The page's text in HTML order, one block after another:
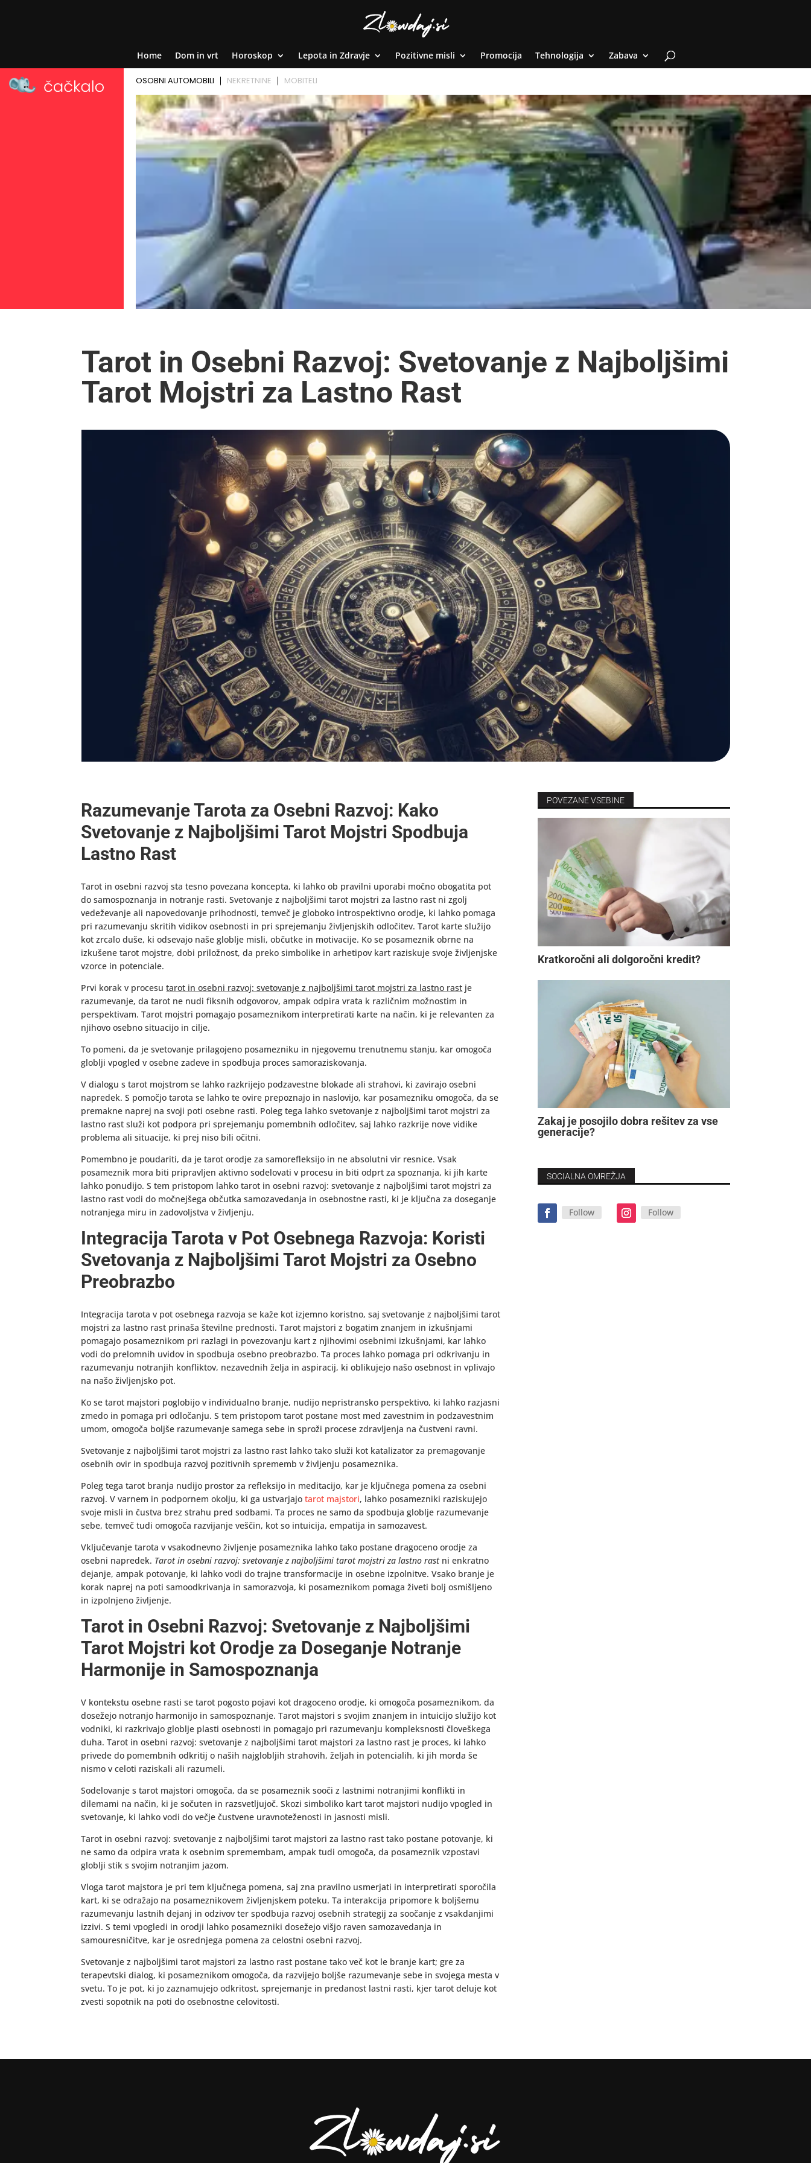
Home Dom in vrt Horoskop Lepota in Zdravje Pozitivne misli Promocija Tehnologija Zabava
Tarot in Osebni Razvoj: Svetovanje z Najboljšimi
Tarot Mojstri za Lastno Rast
Razumevanje Tarota za Osebni Razvoj: Kako
Svetovanje z Najboljšimi Tarot Mojstri Spodbuja
Lastno Rast
Tarot in osebni razvoj sta tesno povezana koncepta, ki lahko ob pravilni uporabi močno obogatita pot
do samospoznanja in notranje rasti. Svetovanje z najboljšimi tarot mojstri za lastno rast ni zgolj
vedeževanje ali napovedovanje prihodnosti, temveč je globoko introspektivno orodje, ki lahko pomaga
pri razumevanju skritih vidikov osebnosti in pri sprejemanju življenjskih odločitev. Tarot karte služijo
kot zrcalo duše, ki odsevajo naše globlje misli, občutke in motivacije. Ko se posameznik obrne na
izkušene tarot mojstre, dobi priložnost, da preko simbolike in arhetipov kart raziskuje svoje življenjske
vzorce in potenciale.
Prvi korak v procesutarot in osebni razvoj: svetovanje z najboljšimi tarot mojstri za lastno rast je
razumevanje, da tarot ne nudi fiksnih odgovorov, ampak odpira vrata k različnim možnostim in
perspektivam. Tarot mojstri pomagajo posameznikom interpretirati karte na način, ki je relevanten za
njihovo osebno situacijo in cilje.
To pomeni, da je svetovanje prilagojeno posamezniku in njegovemu trenutnemu stanju, kar omogoča
globlji vpogled v osebne zadeve in spodbuja proces samoraziskovanja.
V dialogu s tarot mojstrom se lahko razkrijejo podzavestne blokade ali strahovi, ki zavirajo osebni
napredek. S pomočjo tarota se lahko te ovire prepoznajo in naslovijo, kar posamezniku omogoča, da se
premakne naprej na svoji poti osebne rasti. Poleg tega lahko svetovanje z najboljšimi tarot mojstri za
lastno rast služi kot podpora pri sprejemanju pomembnih odločitev, saj lahko razkrije nove vidike
problema ali situacije, ki prej niso bili očitni.
Pomembno je poudariti, da je tarot orodje za samorefleksijo in ne absolutni vir resnice. Vsak
posameznik mora biti pripravljen aktivno sodelovati v procesu in biti odprt za spoznanja, ki jih karte
lahko ponudijo. S tem pristopom lahko tarot in osebni razvoj: svetovanje z najboljšimi tarot mojstri za
lastno rast vodi do močnejšega občutka samozavedanja in osebnostne rasti, ki je ključna za doseganje
notranjega miru in zadovoljstva v življenju.
Integracija Tarota v Pot Osebnega Razvoja: Koristi
Svetovanja z Najboljšimi Tarot Mojstri za Osebno
Preobrazbo
Integracija tarota v pot osebnega razvoja se kaže kot izjemno koristno, saj svetovanje z najboljšimi tarot
mojstri za lastno rast prinaša številne prednosti. Tarot majstori z bogatim znanjem in izkušnjami
pomagajo posameznikom pri razlagi in povezovanju kart z njihovimi osebnimi izkušnjami, kar lahko
vodi do prelomnih uvidov in spodbuja osebno preobrazbo. Ta proces lahko pomaga pri odkrivanju in
razumevanju notranjih konfliktov, nezavednih želja in aspiracij, ki oblikujejo našo osebnost in vplivajo
na našo življenjsko pot.
Ko se tarot majstori poglobijo v individualno branje, nudijo nepristransko perspektivo, ki lahko razjasni
zmedo in pomaga pri odločanju. S tem pristopom tarot postane most med zavestnim in podzavestnim
umom, omogoča boljše razumevanje samega sebe in sproži procese zdravljenja na čustveni ravni.
Svetovanje z najboljšimi tarot mojstri za lastno rast lahko tako služi kot katalizator za premagovanje
osebnih ovir in spodbuja razvoj pozitivnih sprememb v življenju posameznika.
Poleg tega tarot branja nudijo prostor za refleksijo in meditacijo, kar je ključnega pomena za osebni
razvoj. V varnem in podpornem okolju, ki ga ustvarjajotarot majstori, lahko posamezniki raziskujejo
svoje misli in čustva brez strahu pred sodbami. Ta proces ne samo da spodbuja globlje razumevanje
sebe, temveč tudi omogoča razvijanje veščin, kot so intuicija, empatija in samozavest.
Vključevanje tarota v vsakodnevno življenje posameznika lahko tako postane dragoceno orodje za
osebni napredek. Tarot in osebni razvoj: svetovanje z najboljšimi tarot mojstri za lastno rastni enkratno
dejanje, ampak potovanje, ki lahko vodi do trajne transformacije in osebne izpolnitve. Vsako branje je
korak naprej na poti samoodkrivanja in samorazvoja, ki posameznikom pomaga živeti bolj osmišljeno
in izpolnjeno življenje.
Tarot in Osebni Razvoj: Svetovanje z Najboljšimi
Tarot Mojstri kot Orodje za Doseganje Notranje
Harmonije in Samospoznanja
V kontekstu osebne rasti se tarot pogosto pojavi kot dragoceno orodje, ki omogoča posameznikom, da
dosežejo notranjo harmonijo in samospoznanje. Tarot majstori s svojim znanjem in intuicijo služijo kot
vodniki, ki razkrivajo globlje plasti osebnosti in pomagajo pri razumevanju kompleksnosti človeškega
duha. Tarot in osebni razvoj: svetovanje z najboljšimi tarot majstori za lastno rast je proces, ki lahko
privede do pomembnih odkritij o naših najglobljih strahovih, željah in potencialih, ki jih morda še
nismo v celoti raziskali ali razumeli.
Sodelovanje s tarot majstori omogoča, da se posameznik sooči z lastnimi notranjimi konflikti in
dilemami na način, ki je sočuten in razsvetljujoč. Skozi simboliko kart tarot majstori nudijo vpogled in
svetovanje, ki lahko vodi do večje čustvene uravnoteženosti in jasnosti misli.
Tarot in osebni razvoj: svetovanje z najboljšimi tarot majstori za lastno rast tako postane potovanje, ki
ne samo da odpira vrata k osebnim spremembam, ampak tudi omogoča, da posameznik vzpostavi
globlji stik s svojim notranjim jazom.
Vloga tarot majstora je pri tem ključnega pomena, saj zna pravilno usmerjati in interpretirati sporočila
kart, ki se odražajo na posameznikovem življenjskem poteku. Ta interakcija pripomore k boljšemu
razumevanju lastnih dejanj in odzivov ter spodbuja razvoj osebnih strategij za soočanje z vsakdanjimi
izzivi. S temi vpogledi in orodji lahko posamezniki dosežejo višjo raven samozavedanja in
samouresničitve, kar je osrednjega pomena za celostni osebni razvoj.
Svetovanje z najboljšimi tarot majstori za lastno rast postane tako več kot le branje kart; gre za
terapevtski dialog, ki posameznikom omogoča, da razvijejo boljše razumevanje sebe in svojega mesta v
svetu. To je pot, ki jo zaznamujejo odkritost, sprejemanje in predanost lastni rasti, kjer tarot deluje kot
zvesti sopotnik na poti do osebnostne celovitosti.
POVEZANE VSEBINE
Kratkoročni ali dolgoročni kredit?
Zakaj je posojilo dobra rešitev za vse
generacije?
SOCIALNA OMREŽJA
Follow Follow